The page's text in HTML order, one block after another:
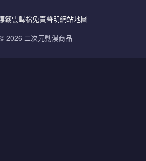
籤雲歸檔免責聲明網站地圖
© 2026 二次元動漫商品